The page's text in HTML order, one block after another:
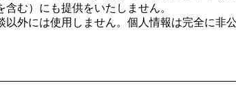
む）にも提供をいたしません。
外には使用しません。個人情報は完全に非公